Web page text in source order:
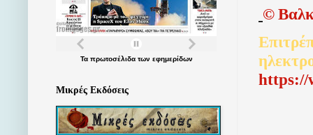
©
https://
Τα πρωτοσέλιδατων εφημερίδων
Μικρές Εκδόσεις